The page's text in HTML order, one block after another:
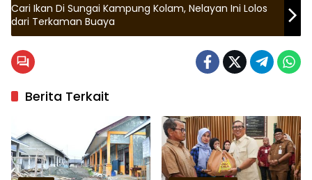
Cari Ikan Di Sungai Kampung Kolam, Nelayan Ini Lolos
dari Terkaman Buaya
Berita Terkait